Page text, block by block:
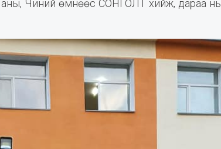
Чиний өмнөөс СОНГОЛТ хийж, дараа нь